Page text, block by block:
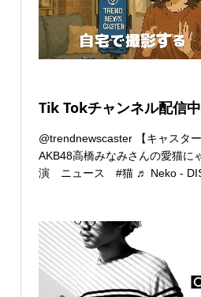
Tik Tokチャンネル配信中
@trendnewscaster 【キャスタ
AKB48高橋みなみさんの愛猫に
演 ニュース#猫 ♬ Neko -